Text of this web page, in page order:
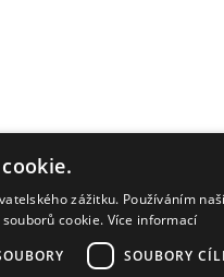
zážitku. Používáním
cookie. Více informací
SOUBORY